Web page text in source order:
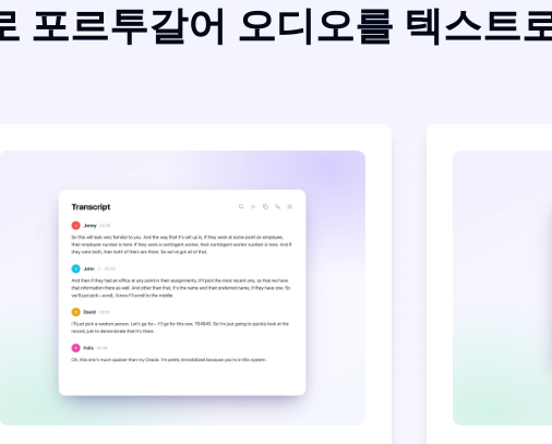
포르투갈어 오디오를 텍스트